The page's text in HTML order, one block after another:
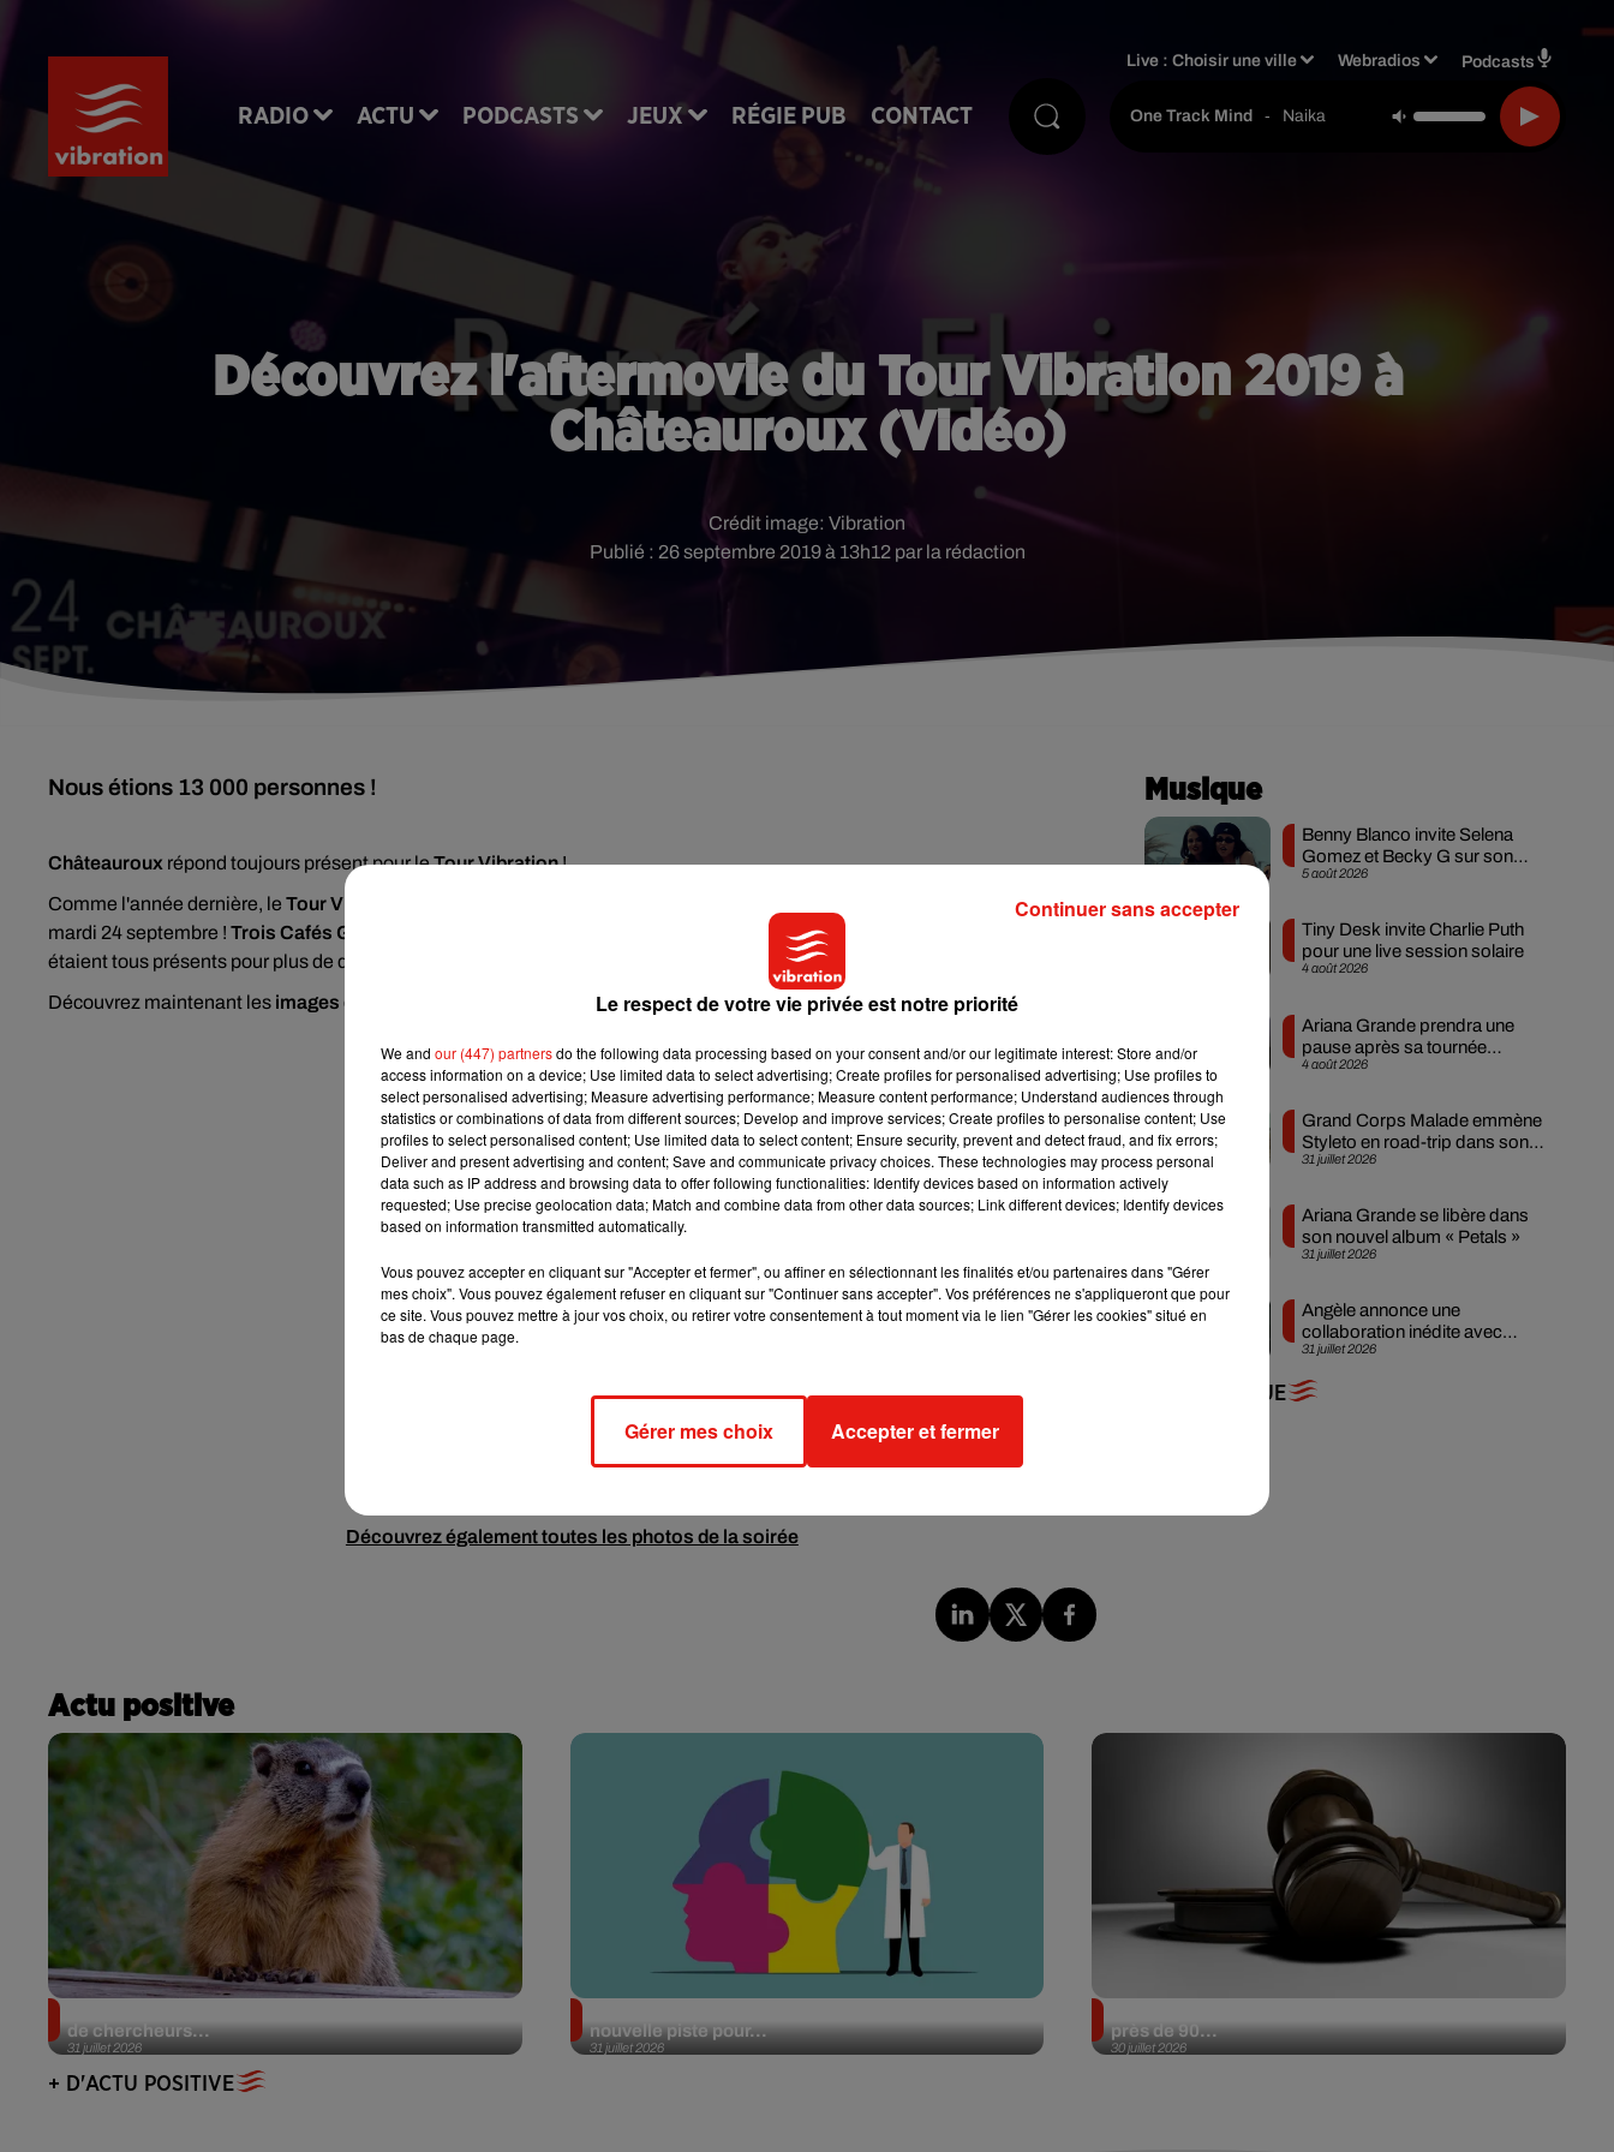
RADIO ACTU PODCASTS JEUX RÉGIE PUB CONTACT
Live :Choisir une ville Webradios Podcasts
One Track Mind - Naika
Découvrez l'aftermovie du Tour Vibration 2019 à
Châteauroux (Vidéo)
Publié : 26 septembre 2019 à 13h12 par la rédaction
Crédit image: Vibration
Nous étions 13 000 personnes !
Châteauroux répond toujours présent pour leTour Vibration!
Comme l'année dernière, le Tour Vibration
pour une soirée exceptionnelle ce
mardi 24 septembre ! Trois Cafés Gourmands Marwa Loud,Bramsito
étaient tous présents pour plus de deux heures de show !
Découvrez maintenant les images de la soirée !
Découvrez également toutes les photos de la soirée
Musique
5 août 2026
Benny Blanco invite Selena
Gomez et Becky G sur son
nouveau single
4 août 2026
Tiny Desk invite Charlie Puth
pour une live session solaire
4 août 2026
Ariana Grande prendra une
pause après sa tournée
mondiale
31 juillet 2026
Grand Corps Malade emmène
Styleto en road-trip dans son
nouveau clip
31 juillet 2026
Ariana Grande se libère dans
son nouvel album « Petals »
31 juillet 2026
Angèle annonce une
collaboration inédite avec
Amelie Lens
+ DE MUSIQUE
Actu positive
31 juillet 2026
de chercheurs...
31 juillet 2026
nouvelle piste pour...
30 juillet 2026
près de 90...
+ D'ACTU POSITIVE
Le respect de votre vie privée est notre priorité
We and our (447) partnersdo the following data processing based on your consent and/or our legitimate interest: Store and/or
access information on a device; Use limited data to select advertising; Create profiles for personalised advertising; Use profiles to
select personalised advertising; Measure advertising performance; Measure content performance; Understand audiences through
statistics or combinations of data from different sources; Develop and improve services; Create profiles to personalise content; Use
profiles to select personalised content; Use limited data to select content; Ensure security, prevent and detect fraud, and fix errors;
Deliver and present advertising and content; Save and communicate privacy choices. These technologies may process personal
data such as IP address and browsing data to offer following functionalities: Identify devices based on information actively
requested; Use precise geolocation data; Match and combine data from other data sources; Link different devices; Identify devices
based on information transmitted automatically.
Vous pouvez accepter en cliquant sur "Accepter et fermer", ou affiner en sélectionnant les finalités et/ou partenaires dans "Gérer
mes choix". Vous pouvez également refuser en cliquant sur "Continuer sans accepter". Vos préférences ne s'appliqueront que pour
ce site. Vous pouvez mettre à jour vos choix, ou retirer votre consentement à tout moment via le lien "Gérer les cookies" situé en
bas de chaque page.
Gérer mes choix Accepter et fermer
Continuer sans accepter